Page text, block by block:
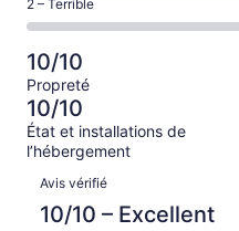
0 avis
sur 7.
d’après
sur 7.
–
Médiocre,
d’après
0 avis
sur 7.
Note
de 2
–
Terrible,
d’après
0 avis
sur 7.
2 – Terrible
10/10
Propreté
10/10
État et installations de
l’hébergement
Avis
Avis vérifié
10/10 – Excellent